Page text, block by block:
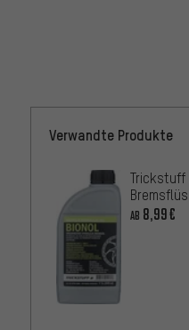
Verwandte Produkte
Trickstuff
AB 8,99€